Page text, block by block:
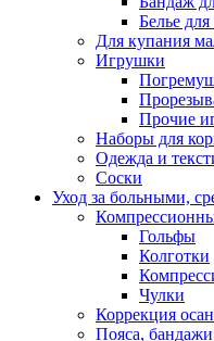
Белье
Для купания
Игрушки
Прочие
Наборы для
Одежда и
Соски
Уход за больными,
Гольфы
Колготки
Чулки
Коррекция
Пояса,